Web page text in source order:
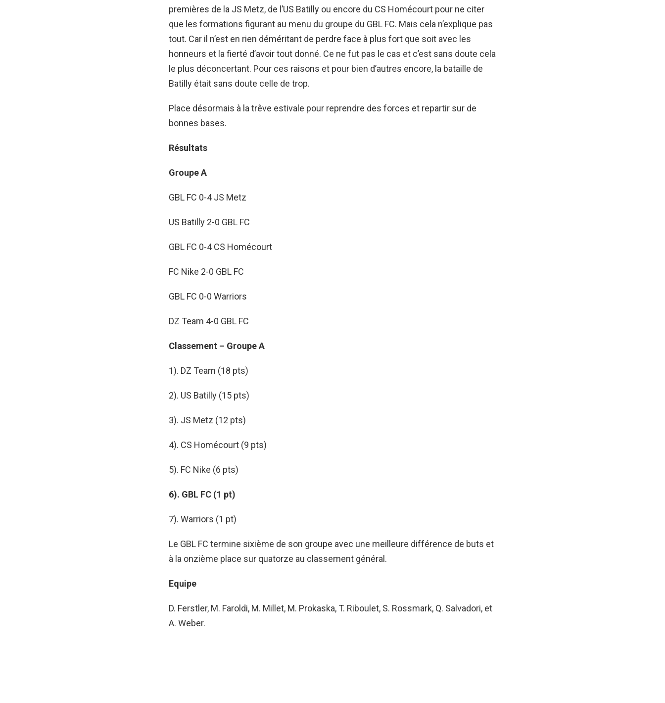
premières de la JS Metz, de l’US Batilly ou encore du CS Homécourt pour ne citer
que les formations figurant au menu du groupe du GBL FC. Mais cela n’explique pas
tout. Car il n’est en rien déméritant de perdre face à plus fort que soit avec les
honneurs et la fierté d’avoir tout donné. Ce ne fut pas le cas et c’est sans doute cela
le plus déconcertant. Pour ces raisons et pour bien d’autres encore, la bataille de
Batilly était sans doute celle de trop.
Place désormais à la trêve estivale pour reprendre des forces et repartir sur de
bonnes bases.
Résultats
Groupe A
GBL FC 0-4 JS Metz
US Batilly 2-0 GBL FC
GBL FC 0-4 CS Homécourt
FC Nike 2-0 GBL FC
GBL FC 0-0 Warriors
DZ Team 4-0 GBL FC
Classement – Groupe A
1). DZ Team (18 pts)
2). US Batilly (15 pts)
3). JS Metz (12 pts)
4). CS Homécourt (9 pts)
5). FC Nike (6 pts)
6). GBL FC (1 pt)
7). Warriors (1 pt)
Le GBL FC termine sixième de son groupe avec une meilleure différence de buts et
à la onzième place sur quatorze au classement général.
Equipe
D. Ferstler, M. Faroldi, M. Millet, M. Prokaska, T. Riboulet, S. Rossmark, Q. Salvadori, et
A. Weber.